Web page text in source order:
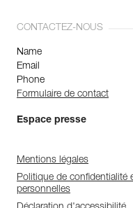
CONTACTEZ-NOUS
Name
Email
Phone
Formulaire de contact
Espace presse
Mentions légales
Politique de confidentialité
personnelles